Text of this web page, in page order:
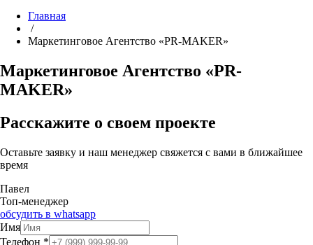
Главная
/
Маркетинговое Агентство «PR-MAKER»
Маркетинговое Агентство «PR-
MAKER»
Расскажите о своем проекте
Оставьте заявку и наш менеджер свяжется с вами в ближайшее
время
Павел
Топ-менеджер
обсудить в whatsapp
Имя
Телефон *